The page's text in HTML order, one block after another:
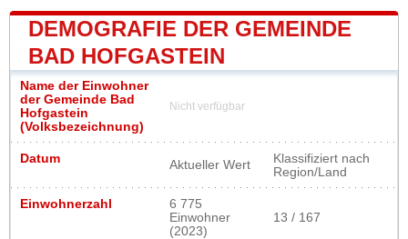
DEMOGRAFIE DER GEMEINDE
BAD HOFGASTEIN
Name der Einwohner
der Gemeinde Bad
Hofgastein
(Volksbezeichnung)
Nicht verfügbar
Datum Aktueller Wert
Klassifiziert nach
Region/Land
Einwohnerzahl
6 775
Einwohner
(2023)
13 / 167